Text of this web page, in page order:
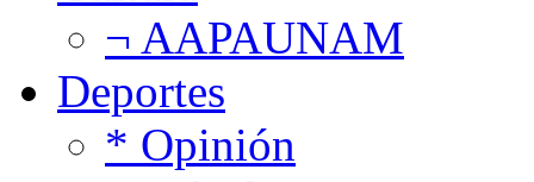
¬ AAPAUNAM
Deportes
* Opinión